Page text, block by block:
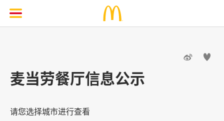
 
麦当劳餐厅信息公示
请您选择城市进行查看